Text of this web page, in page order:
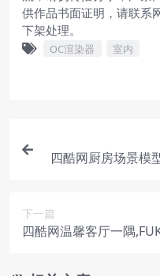
供作品书面证明，请联系
下架处理。
OC渲染器 室内
四酷网厨房场景模
下一篇
四酷网温馨客厅一隅